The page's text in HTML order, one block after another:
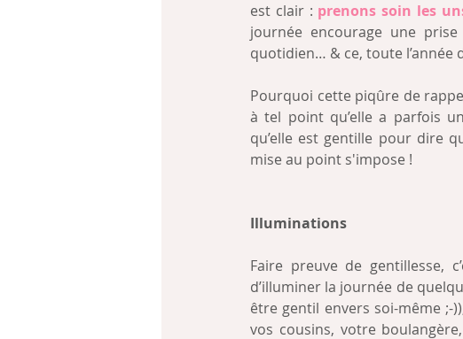
est clair : prenons soin les
journée encourage une
quotidien… & ce, toute l’année
Pourquoi cette piqûre de
à tel point qu’elle a parfois
qu’elle est gentille pour dire
mise au point s'impose !
Illuminations
Faire preuve de gentillesse,
d’illuminer la journée de
être gentil envers soi-même ;-
vos cousins, votre